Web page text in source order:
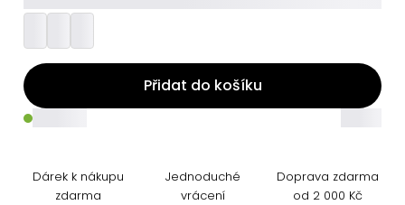
Přidat do košíku
Dárek k nákupu
zdarma
Jednoduché
vrácení
Doprava zdarma
od 2 000 Kč